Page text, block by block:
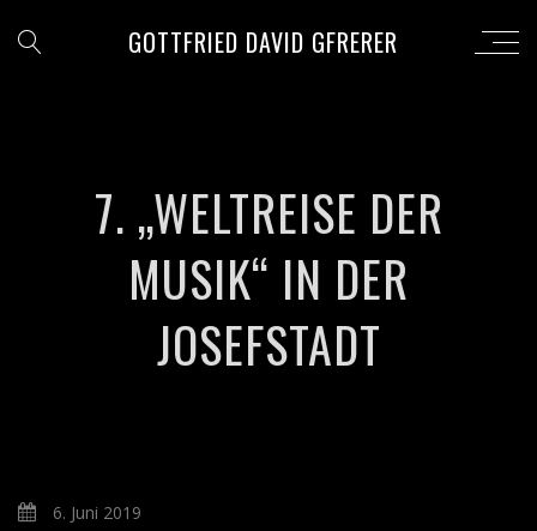
GOTTFRIED DAVID GFRERER
7. „WELTREISE DER
MUSIK“ IN DER
JOSEFSTADT
6. Juni 2019